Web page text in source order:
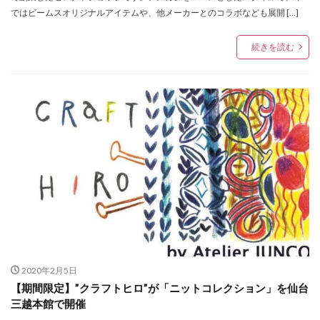
ではビームスオリジナルアイテムや、他メーカーとのコラボなども展開 […]
続きを読む
2020年2月5日
【期間限定】”クラフトヒロ”が「ニットコレクション」を仙台
三越本館で開催
ストーンアイランド
スヌーピー
スパリゾートハワイアンズ
スミス
セインツ アンド シナーズ
セキスイハイムスーパーアリーナ
セミオーダー
セレクトショップ
セーブマイバッグ
ゼビオアリーナ仙台
ソックス
ソニーストア銀座
タイムウィルテル
タオル美術館
タケオキクチ
タピオ タヤ
タワーレコード
ダニエル ウェリントン
ダンスク
チコちゃんに叱られる
チコちゃんに叱られる 仙台祭り
チャンネルはそのまま
チャンネルはそのまま！Blu-ray